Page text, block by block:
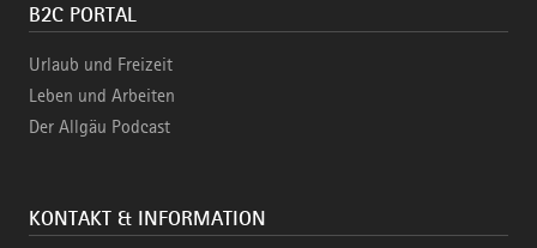
B2C PORTAL
Urlaub und Freizeit
Leben und Arbeiten
Der Allgäu Podcast
KONTAKT & INFORMATION